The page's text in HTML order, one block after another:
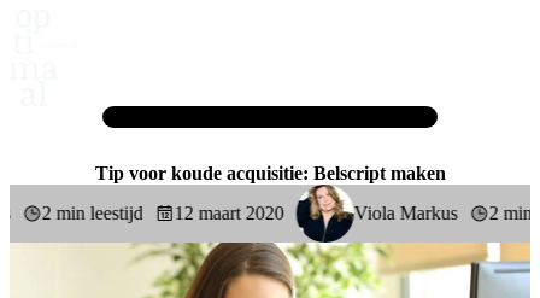
Tip voor koude acquisitie: Belscript maken
2 min leestijd
12 maart 2020 Viola Markus 2 min